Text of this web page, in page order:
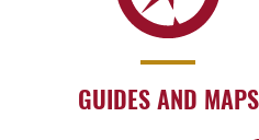
GUIDES AND MAPS